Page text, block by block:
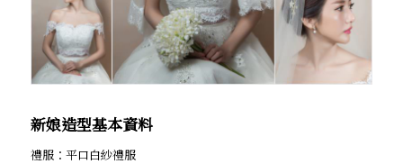
新娘造型基本資料
禮服：平口白紗禮服